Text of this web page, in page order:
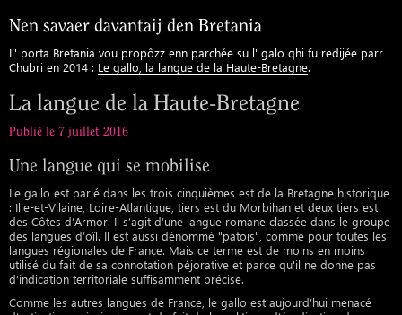
Nen savaer davantaij den Bretania
L' porta Bretania vou propôzz enn parchée su l' galo qhi fu redijée parr
Chubri en 2014 : Le gallo, la langue de la Haute-Bretagne.
La langue de la Haute-Bretagne
Publié le 7 juillet 2016
Une langue qui se mobilise
Le gallo est parlé dans les trois cinquièmes est de la Bretagne historique
: Ille-et-Vilaine, Loire-Atlantique, tiers est du Morbihan et deux tiers est
des Côtes d’Armor. Il s’agit d’une langue romane classée dans le groupe
des langues d’oïl. Il est aussi dénommé "patois", comme pour toutes les
langues régionales de France. Mais ce terme est de moins en moins
utilisé du fait de sa connotation péjorative et parce qu'il ne donne pas
d’indication territoriale suffisamment précise.
Comme les autres langues de France, le gallo est aujourd’hui menacé